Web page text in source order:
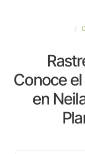
Conoce
en